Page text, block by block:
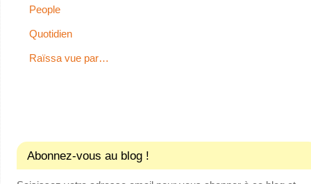
People
Quotidien
Raïssa vue par…
Abonnez-vous au blog !